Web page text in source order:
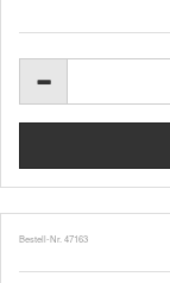
Bestell-Nr. 47163